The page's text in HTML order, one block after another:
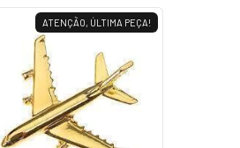
ATENÇÃO, ÚLTIMA PEÇA!